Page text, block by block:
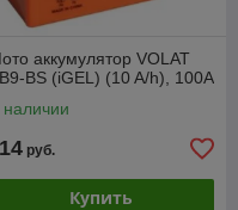
аккумулятор VOLAT
BS (iGEL) (10 A/h), 100A
наличии
руб.
Купить